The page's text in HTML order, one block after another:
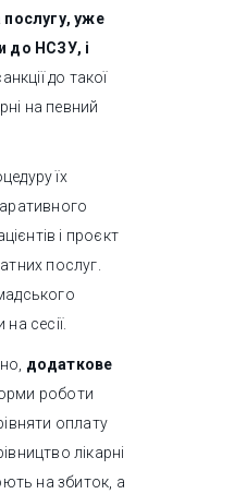
послугу, уже
до НСЗУ, і
до такої
на певний
їх
і проєкт
послуг.
сесії.
додаткове
роботи
оплату
лікарні
на збиток, а